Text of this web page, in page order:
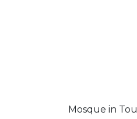
Mosque in